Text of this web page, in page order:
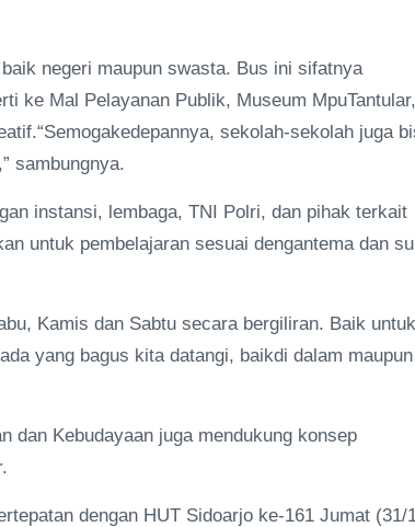
negeri maupun swasta. Bus ini sifatnya
ke Mal Pelayanan Publik, Museum MpuTantular,
sekolah-sekolah juga
sambungnya.
instansi, lembaga, TNI Polri, dan pihak terkait
untuk pembelajaran sesuai dengantema dan
Kamis dan Sabtu secara bergiliran. Baik untuk
yang bagus kita datangi, baikdi dalam
dan Kebudayaan juga mendukung konsep
dengan HUT Sidoarjo ke-161 Jumat (31/